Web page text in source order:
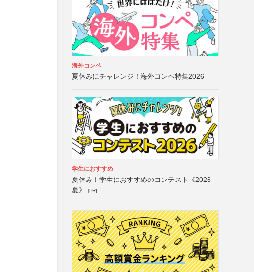
海外コンペ
夏休みにチャレンジ！海外コンペ特集2026
学生におすすめ
夏休み！学生におすすめのコンテスト《2026
夏》
[PR]